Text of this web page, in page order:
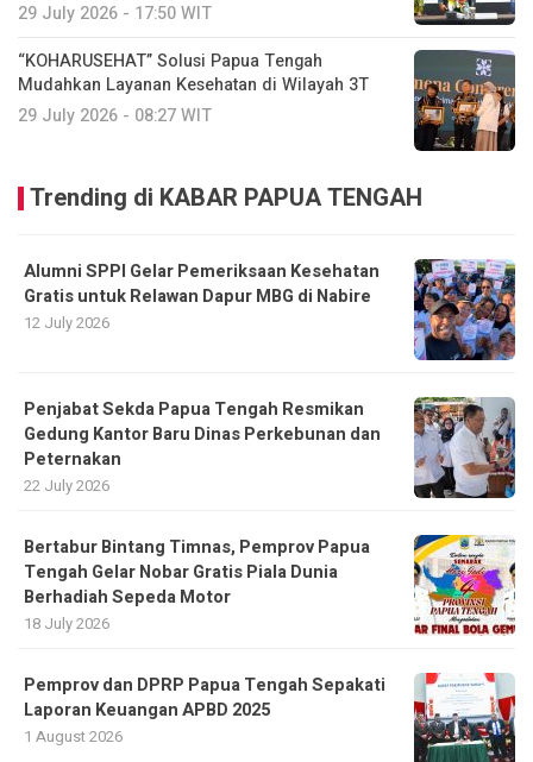
29 July 2026 - 17:50 WIT
“KOHARUSEHAT” Solusi Papua Tengah
Mudahkan Layanan Kesehatan di Wilayah 3T
29 July 2026 - 08:27 WIT
Trending di KABAR PAPUA TENGAH
Alumni SPPI Gelar Pemeriksaan Kesehatan
Gratis untuk Relawan Dapur MBG di Nabire
12 July 2026
Penjabat Sekda Papua Tengah Resmikan
Gedung Kantor Baru Dinas Perkebunan dan
Peternakan
22 July 2026
Bertabur Bintang Timnas, Pemprov Papua
Tengah Gelar Nobar Gratis Piala Dunia
Berhadiah Sepeda Motor
18 July 2026
Pemprov dan DPRP Papua Tengah Sepakati
Laporan Keuangan APBD 2025
1 August 2026